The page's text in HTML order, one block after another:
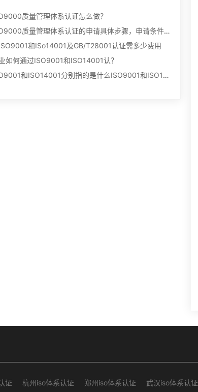
质量管理体系认证怎么做？
• ISO9000质量管理体系认证的申请具体步骤，申请条件以及需要准备的资料？
和ISo14001及GB/T28001认证需多少费用
如何通过ISO9001和ISO14001认？
• ISO9001和ISO14001分别指的是什么ISO9001和ISO14001分别指的是什么
证 杭州iso体系认证 郑州iso体系认证 武汉iso体系认证